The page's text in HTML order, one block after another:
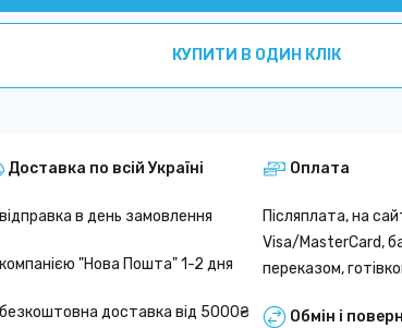
КУПИТИ В ОДИН КЛІК
Доставка по всій Україні
відправка в день замовлення
компанією "Нова Пошта" 1-2 дня
безкоштовна доставка від 5000₴
Оплата
Післяплата, на
Visa/MasterCard,
переказом,
Обмін і